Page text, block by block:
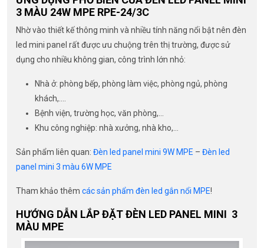
3 MÀU 24W MPE RPE-24/3C
Nhờ vào thiết kế thông minh và nhiều tính năng nổi bật nên đèn
led mini panel rất được ưu chuộng trên thị trường, được sử
dụng cho nhiều không gian, công trình lớn nhỏ:
Nhà ở: phòng bếp, phòng làm việc, phòng ngủ, phòng
khách,….
Bệnh viện, trường học, văn phòng,…
Khu công nghiệp: nhà xưởng, nhà kho,…
Sản phẩm liên quan: Đèn led panel mini 9W MPE – Đèn led
panel mini 3 màu 6W MPE
Tham khảo thêm các sản phẩm đèn led gắn nổi MPE!
HƯỚNG DẪN LẮP ĐẶT ĐÈN LED PANEL MINI 3
MÀU MPE